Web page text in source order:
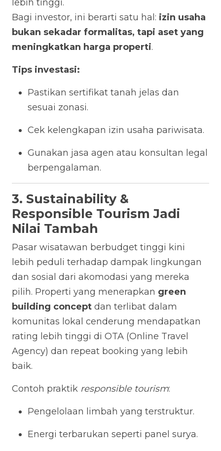
lebih tinggi.
Bagi investor, ini berarti satu hal: izin usaha
bukan sekadar formalitas, tapi aset yang
meningkatkan harga properti.
Tips investasi:
Pastikan sertifikat tanah jelas dan
sesuai zonasi.
Cek kelengkapan izin usaha pariwisata.
Gunakan jasa agen atau konsultan legal
berpengalaman.
3. Sustainability &
Responsible Tourism Jadi
Nilai Tambah
Pasar wisatawan berbudget tinggi kini
lebih peduli terhadap dampak lingkungan
dan sosial dari akomodasi yang mereka
pilih. Properti yang menerapkan green
building concept dan terlibat dalam
komunitas lokal cenderung mendapatkan
rating lebih tinggi di OTA (Online Travel
Agency) dan repeat booking yang lebih
baik.
Contoh praktik responsible tourism:
Pengelolaan limbah yang terstruktur.
Energi terbarukan seperti panel surya.